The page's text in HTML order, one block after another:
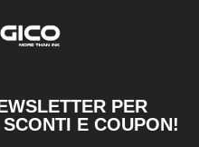
PER
E COUPON!